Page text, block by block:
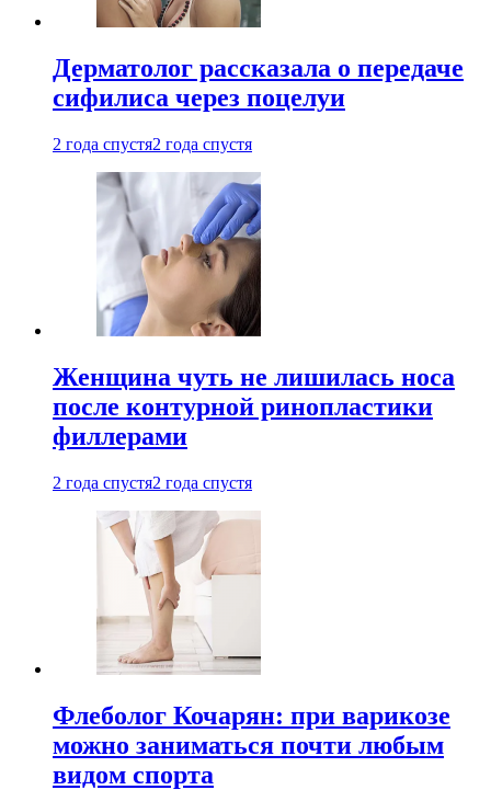
Дерматолог рассказала о передаче
сифилиса через поцелуи
2 года спустя2 года спустя
Женщина чуть не лишилась носа
после контурной ринопластики
филлерами
2 года спустя2 года спустя
Флеболог Кочарян: при варикозе
можно заниматься почти любым
видом спорта